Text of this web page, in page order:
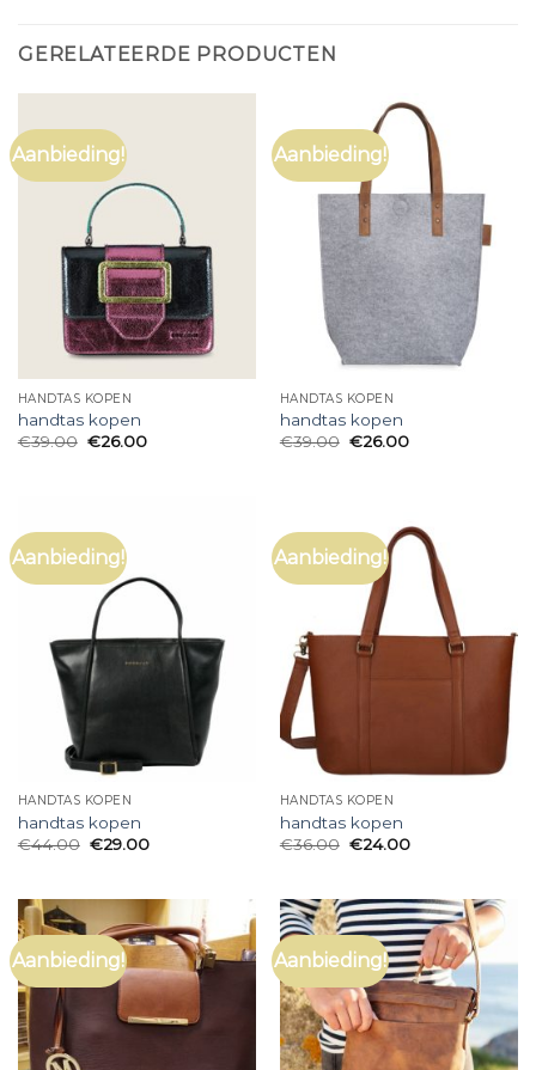
GERELATEERDE PRODUCTEN
Aanbieding!
HANDTAS KOPEN
handtas kopen
€39.00 €26.00
Aanbieding!
HANDTAS KOPEN
handtas kopen
€39.00 €26.00
Aanbieding!
HANDTAS KOPEN
handtas kopen
€44.00 €29.00
Aanbieding!
HANDTAS KOPEN
handtas kopen
€36.00 €24.00
Aanbieding! Aanbieding!